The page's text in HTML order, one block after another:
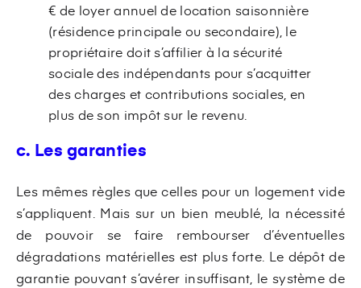
€ de loyer annuel de location saisonnière
(résidence principale ou secondaire), le
propriétaire doit s’affilier à la sécurité
sociale des indépendants pour s’acquitter
des charges et contributions sociales, en
plus de son impôt sur le revenu.
c. Les garanties
Les mêmes règles que celles pour un logement vide
s’appliquent. Mais sur un bien meublé, la nécessité
de pouvoir se faire rembourser d’éventuelles
dégradations matérielles est plus forte. Le dépôt de
garantie pouvant s’avérer insuffisant, le système de